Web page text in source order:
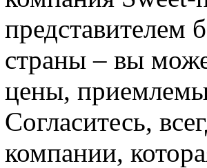
представителем
страны – вы
цены,
Согласитесь,
компании,